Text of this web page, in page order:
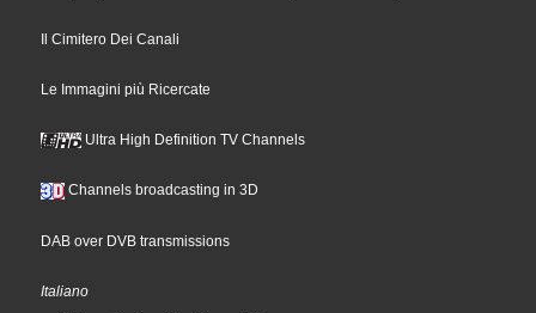
Il Cimitero Dei Canali
Le Immagini più Ricercate
Ultra High Definition TV Channels
Channels broadcasting in 3D
DAB over DVB transmissions
Italiano